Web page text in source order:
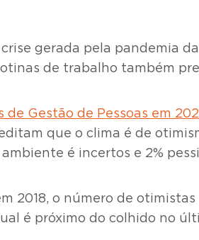
gerada pela pandemia
de trabalho também
de Gestão de Pessoas em
que o clima é de
é incertos e 2%
2018, o número de
é próximo do colhido no